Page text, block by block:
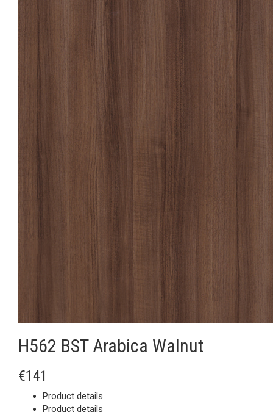
H562 BST Arabica Walnut
€141
Product details
Product details